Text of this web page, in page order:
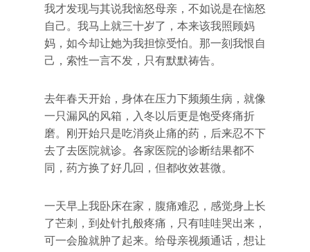
我才发现与其说我恼怒母亲，不如说是在恼怒
自己。我马上就三十岁了，本来该我照顾妈
妈，如今却让她为我担惊受怕。那一刻我恨自
己，索性一言不发，只有默默祷告。
去年春天开始，身体在压力下频频生病，就像
一只漏风的风箱，入冬以后更是饱受疼痛折
磨。刚开始只是吃消炎止痛的药，后来忍不下
去了去医院就诊。各家医院的诊断结果都不
同，药方换了好几回，但都收效甚微。
一天早上我卧床在家，腹痛难忍，感觉身上长
了芒刺，到处针扎般疼痛，只有哇哇哭出来，
可一会脸就肿了起来。给母亲视频通话，想让